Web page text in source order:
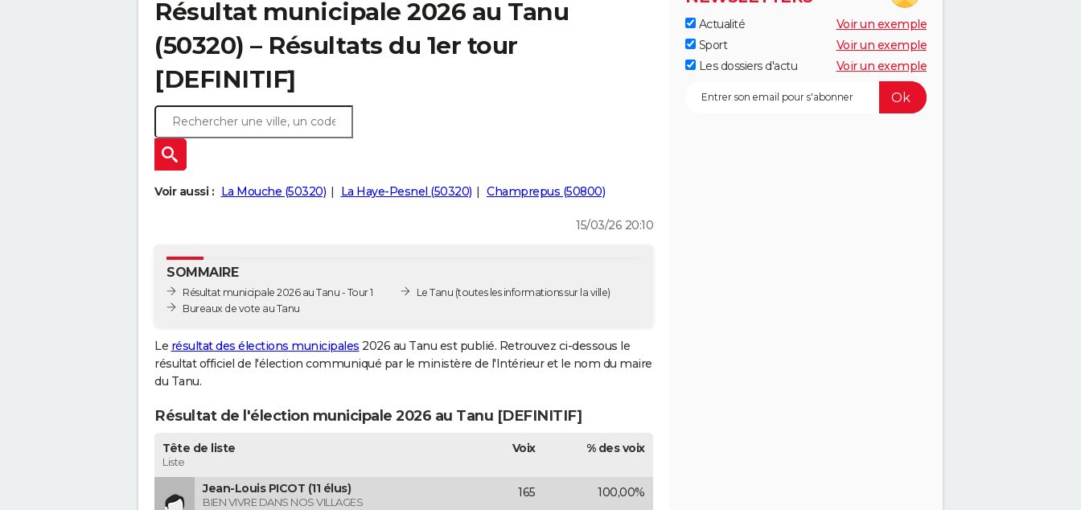
Résultat municipale 2026 au Tanu
(50320) – Résultats du 1er tour
[DEFINITIF]
Voir aussi : La Mouche (50320) La Haye-Pesnel (50320) Champrepus (50800)
15/03/26 20:10
SOMMAIRE
Résultat municipale 2026 au Tanu - Tour 1
Bureaux de vote au Tanu
Le Tanu (toutes les informations sur la ville)
Le résultat des élections municipales 2026 au Tanu est publié. Retrouvez ci-dessous le
résultat officiel de l'élection communiqué par le ministère de l'Intérieur et le nom du maire
du Tanu.
Résultat de l'élection municipale 2026 au Tanu [DEFINITIF]
Tête de liste
Liste
Voix % des voix
Jean-Louis PICOT (11 élus)
BIEN VIVRE DANS NOS VILLAGES
165 100,00%
Actualité
Voir un exemple
Sport
Voir un exemple
Les dossiers d'actu
Voir un exemple